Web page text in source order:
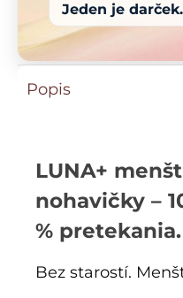
Jeden je
Popis
LUNA+
nohavičky –
% pretekania.
Bez starostí.